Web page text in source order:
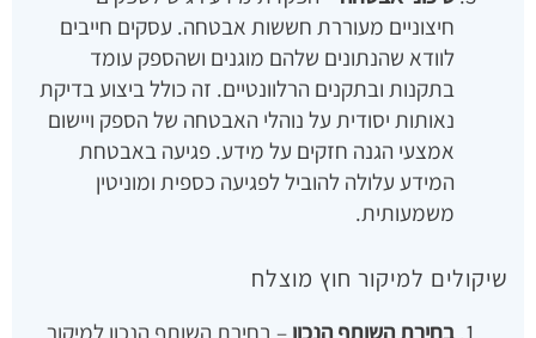
חיצוניים מעוררת חששות אבטחה. עסקים חייבים
לוודא שהנתונים שלהם מוגנים ושהספק עומד
בתקנות ובתקנים הרלוונטיים. זה כולל ביצוע בדיקת
נאותות יסודית על נוהלי האבטחה של הספק ויישום
אמצעי הגנה חזקים על מידע. פגיעה באבטחת
המידע עלולה להוביל לפגיעה כספית ומוניטין
משמעותית.
שיקולים למיקור חוץ מוצלח